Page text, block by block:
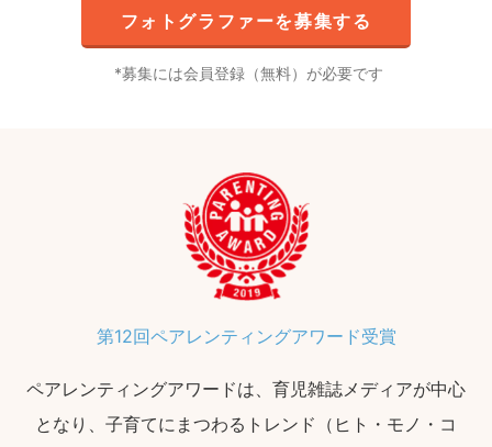
フォトグラファーを募集する
募集には会員登録（無料）が必要です
第12回ペアレンティングアワード受賞
ペアレンティングアワードは、育児雑誌メディアが中心
となり、子育てにまつわるトレンド（ヒト・モノ・コ